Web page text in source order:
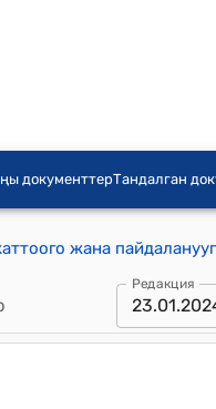
документтерТандалган
Редакция